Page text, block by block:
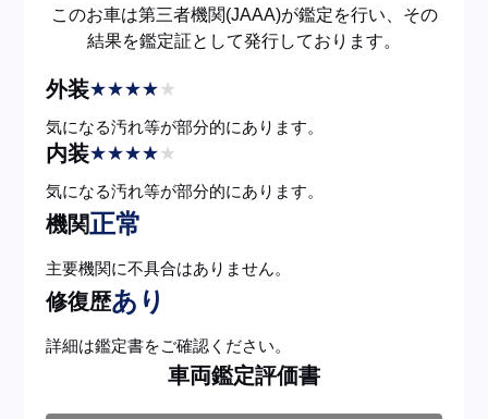
このお車は第三者機関(JAAA)が鑑定を行い、その
結果を鑑定証として発行しております。
外装★★★★★
気になる汚れ等が部分的にあります。
内装★★★★★
気になる汚れ等が部分的にあります。
機関正常
主要機関に不具合はありません。
修復歴あり
詳細は鑑定書をご確認ください。
車両鑑定評価書